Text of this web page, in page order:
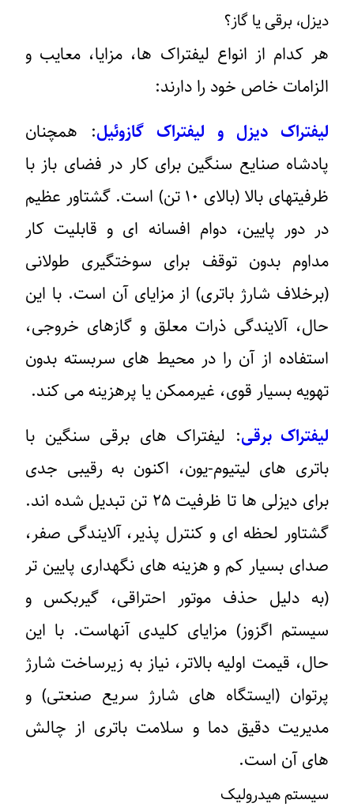
دیزل، برقی یا گاز؟
هر کدام از انواع لیفتراک ها، مزایا، معایب و
الزامات خاص خود را دارند:
لیفتراک دیزل و لیفتراک گازوئیل: همچنان
پادشاه صنایع سنگین برای کار در فضای باز با
ظرفیتهای بالا (بالای ۱۰ تن) است. گشتاور عظیم
در دور پایین، دوام افسانه ای و قابلیت کار
مداوم بدون توقف برای سوختگیری طولانی
(برخلاف شارژ باتری) از مزایای آن است. با این
حال، آلایندگی ذرات معلق و گازهای خروجی،
استفاده از آن را در محیط های سربسته بدون
تهویه بسیار قوی، غیرممکن یا پرهزینه می کند.
لیفتراک برقی: لیفتراک های برقی سنگین با
باتری های لیتیوم-یون، اکنون به رقیبی جدی
برای دیزلی ها تا ظرفیت ۲۵ تن تبدیل شده اند.
گشتاور لحظه ای و کنترل پذیر، آلایندگی صفر،
صدای بسیار کم و هزینه های نگهداری پایین تر
(به دلیل حذف موتور احتراقی، گیربکس و
سیستم اگزوز) مزایای کلیدی آنهاست. با این
حال، قیمت اولیه بالاتر، نیاز به زیرساخت شارژ
پرتوان (ایستگاه های شارژ سریع صنعتی) و
مدیریت دقیق دما و سلامت باتری از چالش
های آن است.
سیستم هیدرولیک